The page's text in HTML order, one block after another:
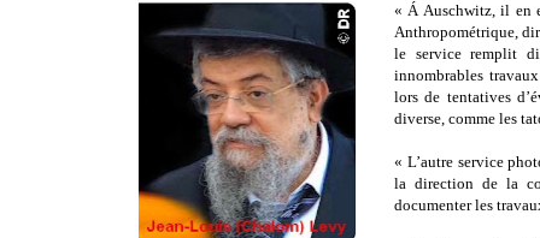
« Á Auschwitz, il en
Anthropométrique,
le service remplit
innombrables
lors de tentatives
diverse, comme les
« L’autre service
la direction de la
documenter les